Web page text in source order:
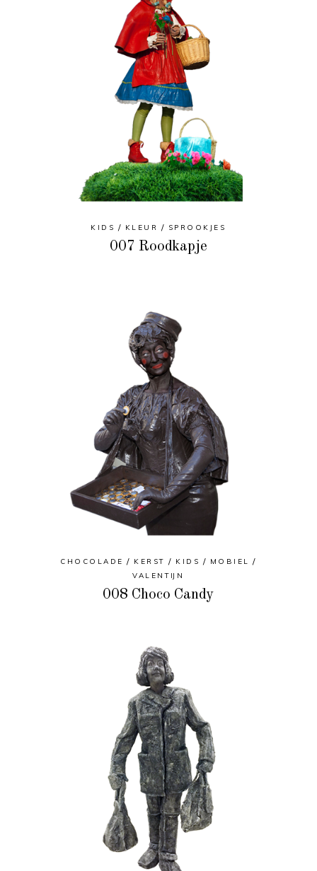
KIDS KLEUR SPROOKJES
007 Roodkapje
CHOCOLADE KERST KIDS
MOBIEL
VALENTIJN
008 Choco Candy